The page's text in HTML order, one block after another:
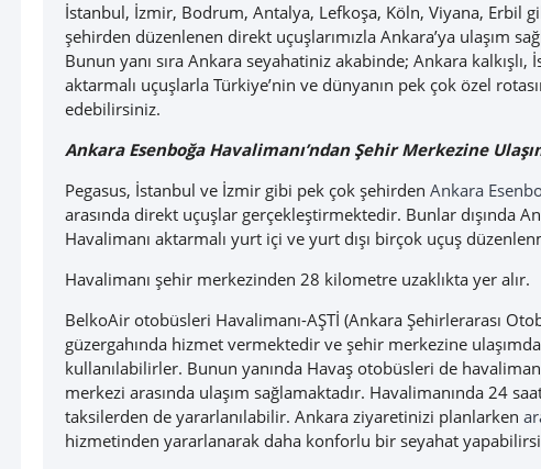
İstanbul, İzmir, Bodrum, Antalya, Lefkoşa, Köln, Viyana, Erbil
şehirden düzenlenen direkt uçuşlarımızla Ankara’ya ulaşım
Bunun yanı sıra Ankara seyahatiniz akabinde; Ankara kalkışlı,
aktarmalı uçuşlarla Türkiye’nin ve dünyanın pek çok özel
edebilirsiniz.
Ankara Esenboğa Havalimanı’ndan Şehir Merkezine
Pegasus, İstanbul ve İzmir gibi pek çok şehirden Ankara
arasında direkt uçuşlar gerçekleştirmektedir. Bunlar dışında
Havalimanı aktarmalı yurt içi ve yurt dışı birçok uçuş
Havalimanı şehir merkezinden 28 kilometre uzaklıkta yer alır.
BelkoAir otobüsleri Havalimanı-AŞTİ (Ankara Şehirlerarası
güzergahında hizmet vermektedir ve şehir merkezine ulaşımda
kullanılabilirler. Bunun yanında Havaş otobüsleri de
merkezi arasında ulaşım sağlamaktadır. Havalimanında 24
taksilerden de yararlanılabilir. Ankara ziyaretinizi planlarken
hizmetinden yararlanarak daha konforlu bir seyahat